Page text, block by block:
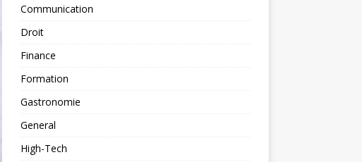
Communication
Droit
Finance
Formation
Gastronomie
General
High-Tech